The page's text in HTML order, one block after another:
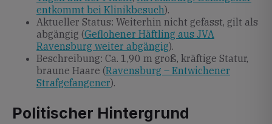
entkommt bei Klinikbesuch).
Aktueller Status: Weiterhin nicht gefasst, gilt als
abgängig (Geflohener Häftling aus JVA
Ravensburg weiter abgängig).
Beschreibung: Ca. 1,90 m groß, kräftige Statur,
braune Haare (Ravensburg – Entwichener
Strafgefangener).
Politischer Hintergrund